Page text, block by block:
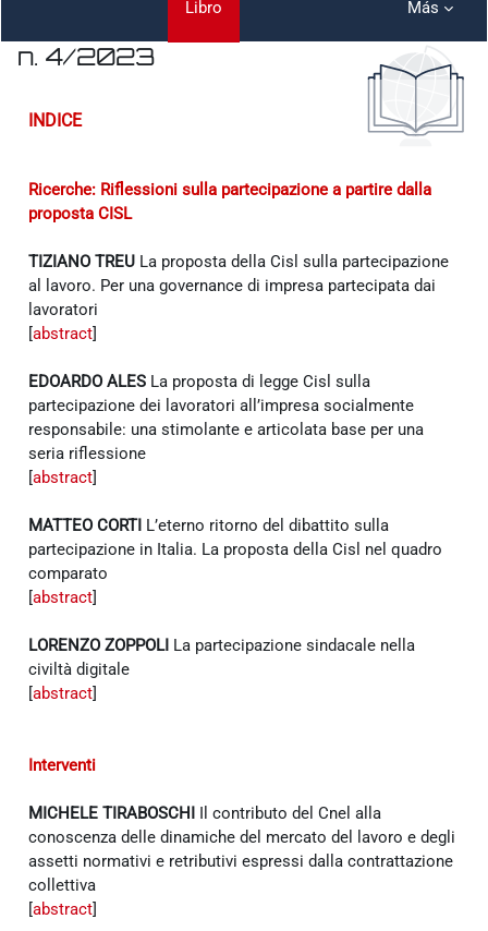
Libro Más
n. 4/2023
INDICE
Ricerche: Riflessioni sulla partecipazione a partire dalla
proposta CISL
TIZIANO TREU La proposta della Cisl sulla partecipazione
al lavoro. Per una governance di impresa partecipata dai
lavoratori
[abstract]
EDOARDO ALES La proposta di legge Cisl sulla
partecipazione dei lavoratori all’impresa socialmente
responsabile: una stimolante e articolata base per una
seria riflessione
[abstract]
MATTEO CORTI L’eterno ritorno del dibattito sulla
partecipazione in Italia. La proposta della Cisl nel quadro
comparato
[abstract]
LORENZO ZOPPOLI La partecipazione sindacale nella
civiltà digitale
[abstract]
Interventi
MICHELE TIRABOSCHI Il contributo del Cnel alla
conoscenza delle dinamiche del mercato del lavoro e degli
assetti normativi e retributivi espressi dalla contrattazione
collettiva
[abstract]